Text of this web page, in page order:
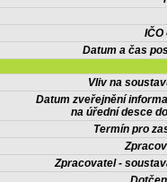
IČO
Datum a čas
Vliv na
Datum zveřejnění
na úřední desce
Termín pro
Zpracovatel -